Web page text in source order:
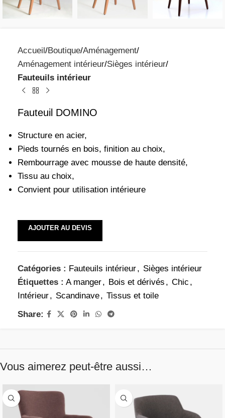
Accueil Boutique Aménagement
Aménagement intérieur Sièges intérieur
Fauteuils intérieur
Fauteuil DOMINO
Structure en acier,
Pieds tournés en bois, finition au choix,
Rembourrage avec mousse de haute densité,
Tissu au choix,
Convient pour utilisation intérieure
AJOUTER AU DEVIS
Catégories : Fauteuils intérieur, Sièges intérieur
Étiquettes : A manger, Bois et dérivés , Chic ,
Intérieur, Scandinave, Tissus et toile
Share:
Vous aimerez peut-être aussi…